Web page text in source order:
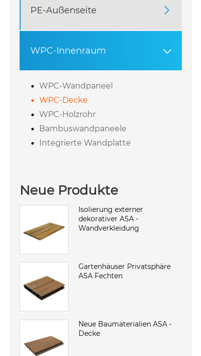
PE-Außenseite 
WPC-Innenraum 
WPC-Wandpaneel
WPC-Decke
WPC-Holzrohr
Bambuswandpaneele
Integrierte Wandplatte
Neue Produkte
Isolierung externer
dekorativer ASA -
Wandverkleidung
Gartenhäuser Privatsphäre
ASA Fechten
Neue Baumaterialien ASA -
Decke